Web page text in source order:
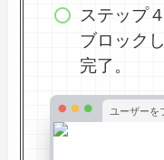
ステップ
ブロック
完了。
ユーザーを